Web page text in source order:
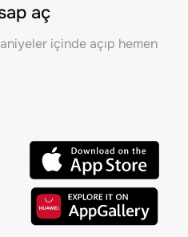
aç
içinde açıp hemen